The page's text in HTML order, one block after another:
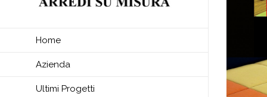
Home
Azienda
Ultimi Progetti